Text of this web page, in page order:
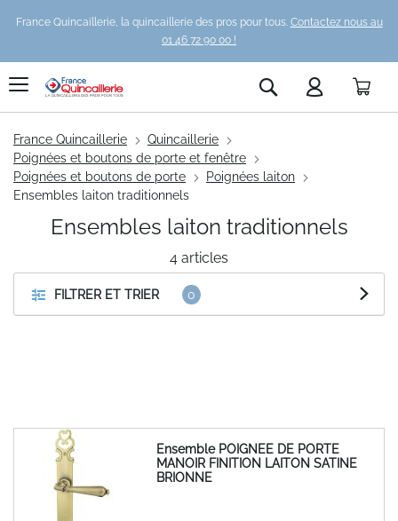
France Quincaillerie, la quincaillerie des pros pour tous. Contactez nous au
01 46 72 90 00 !
Rechercher
France Quincaillerie
Quincaillerie
Poignées et boutons de porte et fenêtre
Poignées et boutons de porte
Poignées laiton
Ensembles laiton traditionnels
FILTRER ET TRIER
4 articles
Ensembles laiton traditionnels
Ensemble POIGNEE DE PORTE
MANOIR FINITION LAITON SATINE
BRIONNE